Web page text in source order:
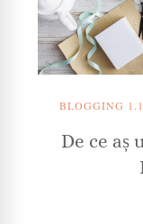
BLOGGING 1.1
De ce aș